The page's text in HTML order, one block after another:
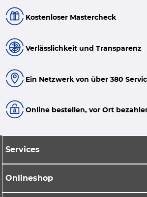
Kostenloser Mastercheck
Verlässlichkeit und Transparenz
Ein Netzwerk von über 380
Online bestellen, vor Ort
Services
Onlineshop